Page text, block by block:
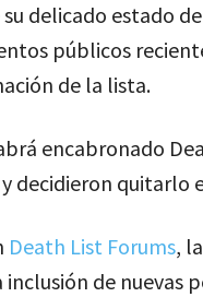
delicado estado
públicos
de la lista.
encabronado
y decidieron quitarlo
Death List Forums,
inclusión de nuevas